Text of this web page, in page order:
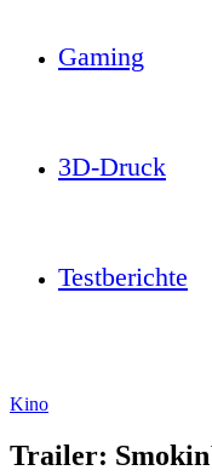
Gaming
3D-Druck
Testberichte
Kino
Trailer: